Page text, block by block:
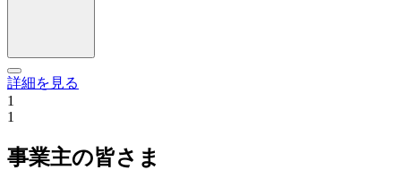
詳細を見る
1
1
事業主の皆さま